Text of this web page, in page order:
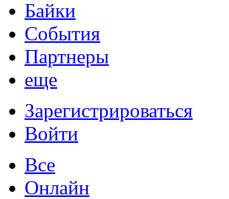
Байки
События
Партнеры
еще
Зарегистрироваться
Войти
Все
Онлайн